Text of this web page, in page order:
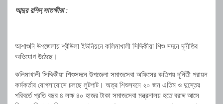
আব্দুর রশিদ,সাতক্ষীরা :
আশাশুনি উপজেলায় শ্রীউলা ইউনিয়নে কলিমাখালী সিদ্দিকীয়া শিশু সদনে দূর্নীতির
অভিযোগ উঠেছে।
কলিমাখালী সিদ্দিকীয়া শিশুসদনে উপজেলা সমাজসেবা অফিসের কতিপয় দূর্নিতী পরায়ন
কর্মকর্তার যোগসাযোসে চলছে লুটপাট। অত্র শিশুসদনে ২০ জন এতিম ও দুস্তের
পরিবর্তে প্রতি বছর ৪ লক্ষ ৪০ হাজর টাকা সমাজসেবা মন্ত্রনালয় হতে বরাদ্দ আসে